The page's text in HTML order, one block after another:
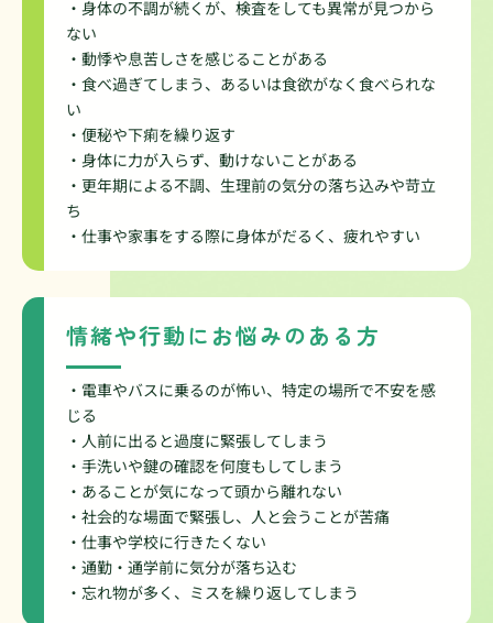
・身体の不調が続くが、検査をしても異常が見つから
ない
・動悸や息苦しさを感じることがある
・食べ過ぎてしまう、あるいは食欲がなく食べられな
い
・便秘や下痢を繰り返す
・身体に力が入らず、動けないことがある
・更年期による不調、生理前の気分の落ち込みや苛立
ち
・仕事や家事をする際に身体がだるく、疲れやすい
情緒や行動にお悩みのある方
・電車やバスに乗るのが怖い、特定の場所で不安を感
じる
・人前に出ると過度に緊張してしまう
・手洗いや鍵の確認を何度もしてしまう
・あることが気になって頭から離れない
・社会的な場面で緊張し、人と会うことが苦痛
・仕事や学校に行きたくない
・通勤・通学前に気分が落ち込む
・忘れ物が多く、ミスを繰り返してしまう